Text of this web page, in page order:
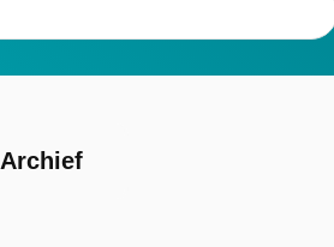
Archief